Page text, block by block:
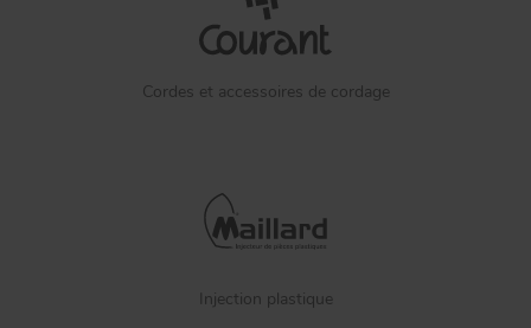
Cordes et accessoires de cordage
Injection plastique